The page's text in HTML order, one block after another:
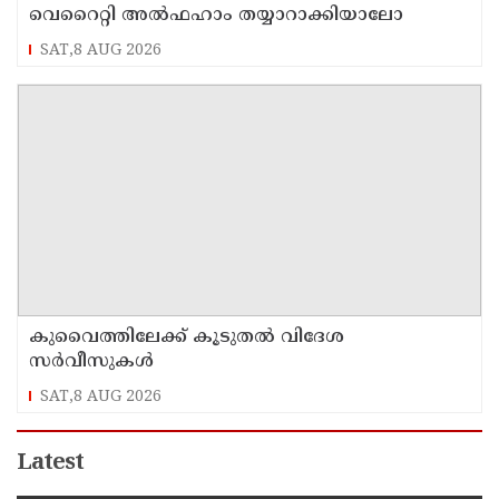
വെറൈറ്റി അൽഫഹാം തയ്യാറാക്കിയാലോ
SAT,8 AUG 2026
കുവൈത്തിലേക്ക് കൂടുതല്‍ വിദേശ
സര്‍വീസുകള്‍
SAT,8 AUG 2026
Latest